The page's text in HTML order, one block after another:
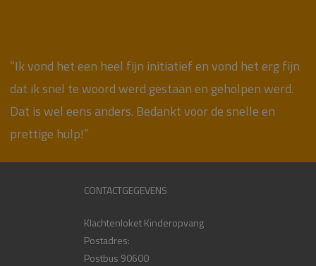
“Ik vond het een heel fijn initiatief en vond het erg fijn
dat ik snel te woord werd gestaan en geholpen werd.
Dat is wel eens anders. Bedankt voor de snelle en
prettige hulp!”
CONTACTGEGEVENS
Klachtenloket Kinderopvang
Postadres:
Postbus 90600